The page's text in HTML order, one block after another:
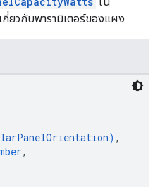
กี่ยวกับพารามิเตอร์ของแผง
) ,
,